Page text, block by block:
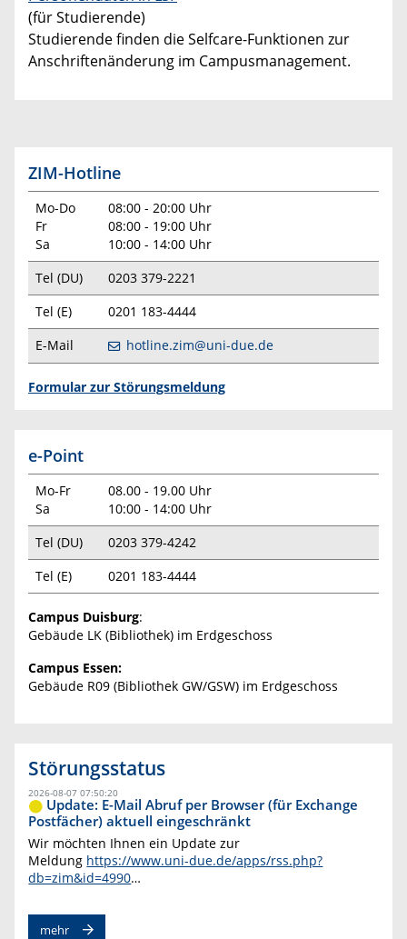
(für Studierende)
Studierende finden die Selfcare-Funktionen zur
Anschriftenänderung im Campusmanagement.
ZIM-Hotline
Mo-Do
Fr
Sa
08:00 - 20:00 Uhr
08:00 - 19:00 Uhr
10:00 - 14:00 Uhr
Tel (DU)
0203 379-2221
Tel (E)
0201 183-4444
E-Mail
hotline.zim@uni-due.de
Formular zur Störungsmeldung
e-Point
Mo-Fr
Sa
08.00 - 19.00 Uhr
10:00 - 14:00 Uhr
Tel (DU)
0203 379-4242
Tel (E)
0201 183-4444
Campus Duisburg:
Gebäude LK (Bibliothek) im Erdgeschoss
Campus Essen:
Gebäude R09 (Bibliothek GW/GSW) im Erdgeschoss
Störungsstatus
2026-08-07 07:50:20
Update: E-Mail Abruf per Browser (für Exchange
Postfächer) aktuell eingeschränkt
Wir möchten Ihnen ein Update zur
Meldung https://www.uni-due.de/apps/rss.php?
db=zim&id=4990…
mehr